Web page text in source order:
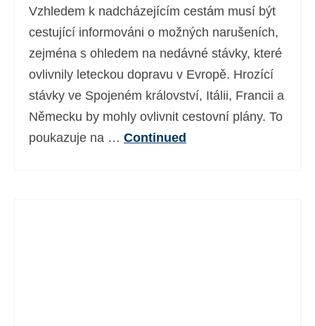
Vzhledem k nadcházejícím cestám musí být
cestující informováni o možných narušeních,
zejména s ohledem na nedávné stávky, které
ovlivnily leteckou dopravu v Evropě. Hrozící
stávky ve Spojeném království, Itálii, Francii a
Německu by mohly ovlivnit cestovní plány. To
poukazuje na … Continued